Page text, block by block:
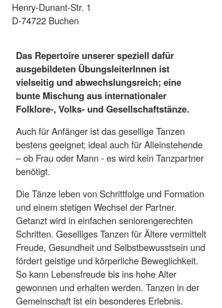
Henry-Dunant-Str. 1
D-74722 Buchen
Das Repertoire unserer speziell dafür
ausgebildeten ÜbungsleiterInnen ist
vielseitig und abwechslungsreich; eine
bunte Mischung aus internationaler
Folklore-, Volks- und Gesellschaftstänze.
Auch für Anfänger ist das gesellige Tanzen
bestens geeignet; ideal auch für Alleinstehende
– ob Frau oder Mann - es wird kein Tanzpartner
benötigt.
Die Tänze leben von Schrittfolge und Formation
und einem stetigen Wechsel der Partner.
Getanzt wird in einfachen seniorengerechten
Schritten. Geselliges Tanzen für Ältere vermittelt
Freude, Gesundheit und Selbstbewusstsein und
fördert geistige und körperliche Beweglichkeit.
So kann Lebensfreude bis ins hohe Alter
gewonnen und erhalten werden. Tanzen in der
Gemeinschaft ist ein besonderes Erlebnis.